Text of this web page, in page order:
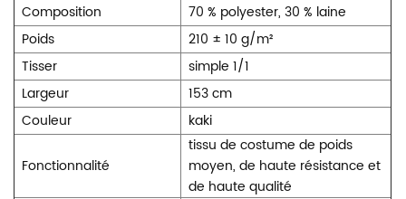
Composition
70 % polyester, 30 % laine
Poids
210 ± 10 g/m²
Tisser
simple 1/1
Largeur
153 cm
Couleur
kaki
Fonctionnalité
tissu de costume de poids
moyen, de haute résistance et
de haute qualité